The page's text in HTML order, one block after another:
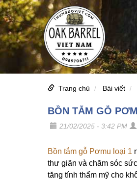
Trang chủ Bài viết
BỒN TẮM GỖ
21/02/2025 - 3:42 PM
Bồn tắm gỗ Pơmu loại 1
thư giãn và chăm sóc
tăng tính thẩm mỹ cho